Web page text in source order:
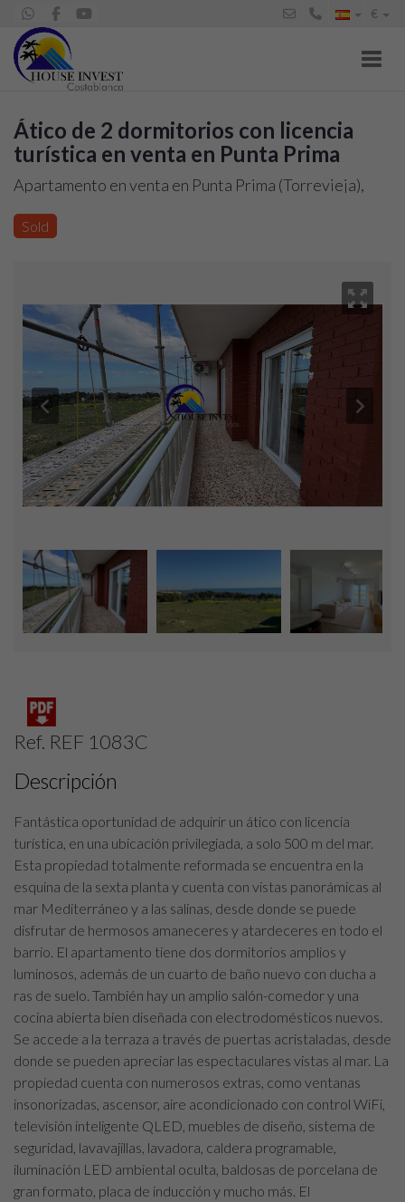
€
Ático de 2 dormitorios con licencia
turística en venta en Punta Prima
Apartamento en venta en Punta Prima (Torrevieja),
Sold
Ref. REF 1083C
Descripción
Fantástica oportunidad de adquirir un ático con licencia
turística, en una ubicación privilegiada, a solo 500 m del mar.
Esta propiedad totalmente reformada se encuentra en la
esquina de la sexta planta y cuenta con vistas panorámicas al
mar Mediterráneo y a las salinas, desde donde se puede
disfrutar de hermosos amaneceres y atardeceres en todo el
barrio. El apartamento tiene dos dormitorios amplios y
luminosos, además de un cuarto de baño nuevo con ducha a
ras de suelo. También hay un amplio salón-comedor y una
cocina abierta bien diseñada con electrodomésticos nuevos.
Se accede a la terraza a través de puertas acristaladas, desde
donde se pueden apreciar las espectaculares vistas al mar. La
propiedad cuenta con numerosos extras, como ventanas
insonorizadas, ascensor, aire acondicionado con control WiFi,
televisión inteligente QLED, muebles de diseño, sistema de
seguridad, lavavajillas, lavadora, caldera programable,
iluminación LED ambiental oculta, baldosas de porcelana de
gran formato, placa de inducción y mucho más. El